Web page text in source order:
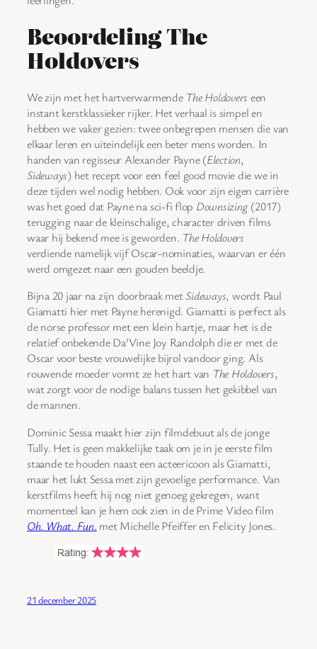
Beoordeling The
Holdovers
We zijn met het hartverwarmende The Holdovers een
instant kerstklassieker rijker. Het verhaal is simpel en
hebben we vaker gezien: twee onbegrepen mensen die van
elkaar leren en uiteindelijk een beter mens worden. In
handen van regisseur Alexander Payne (Election,
Sideways) het recept voor een feel good movie die we in
deze tijden wel nodig hebben. Ook voor zijn eigen carrière
was het goed dat Payne na sci-fi flop Downsizing(2017)
terugging naar de kleinschalige, character driven films
waar hij bekend mee is geworden. The Holdovers
verdiende namelijk vijf Oscar-nominaties, waarvan er één
werd omgezet naar een gouden beeldje.
Bijna 20 jaar na zijn doorbraak metSideways, wordt Paul
Giamatti hier met Payne herenigd. Giamatti is perfect als
de norse professor met een klein hartje, maar het is de
relatief onbekende Da’Vine Joy Randolph die er met de
Oscar voor beste vrouwelijke bijrol vandoor ging. Als
rouwende moeder vormt ze het hart van The Holdovers,
wat zorgt voor de nodige balans tussen het gekibbel van
de mannen.
Dominic Sessa maakt hier zijn filmdebuut als de jonge
Tully. Het is geen makkelijke taak om je in je eerste film
staande te houden naast een acteericoon als Giamatti,
maar het lukt Sessa met zijn gevoelige performance. Van
kerstfilms heeft hij nog niet genoeg gekregen, want
momenteel kan je hem ook zien in de Prime Video film
Oh. What. Fun. met Michelle Pfeiffer en Felicity Jones.
21 december 2025